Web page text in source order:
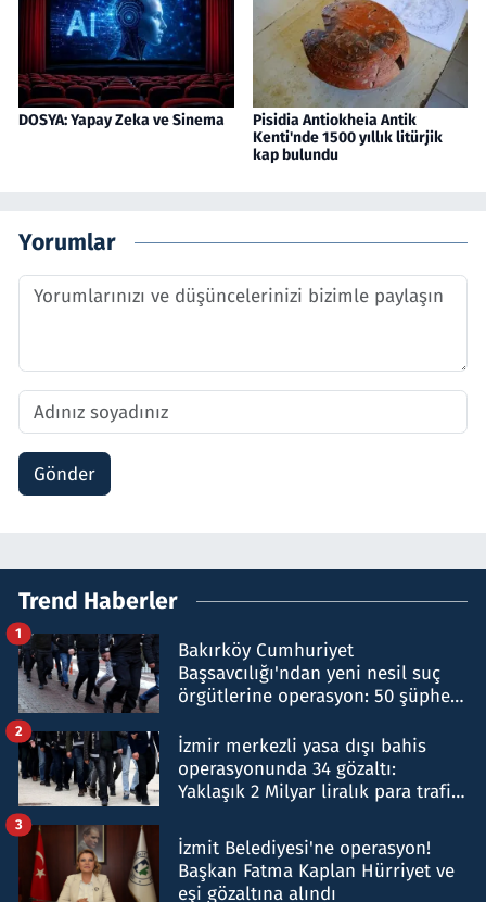
DOSYA: Yapay Zeka ve Sinema
Pisidia Antiokheia Antik
Kenti'nde 1500 yıllık litürjik
kap bulundu
Yorumlar
Gönder
Trend Haberler
Bakırköy Cumhuriyet
Başsavcılığı'ndan yeni nesil suç
örgütlerine operasyon: 50 şüpheli
1
İzmir merkezli yasa dışı bahis
operasyonunda 34 gözaltı:
Yaklaşık 2 Milyar liralık para trafiği
2
İzmit Belediyesi'ne operasyon!
Başkan Fatma Kaplan Hürriyet ve
eşi gözaltına alındı
3